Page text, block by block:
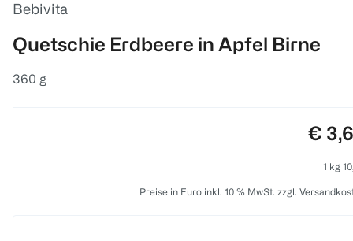
Bebivita
Quetschie Erdbeere in Apfel Birne
360 g
€
1 kg
Preise in Euro inkl. 10 % MwSt. zzgl.